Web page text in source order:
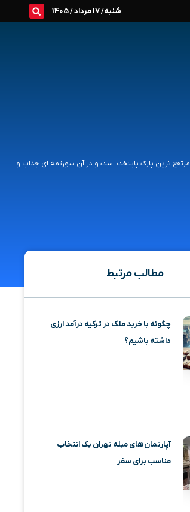
شنبه/ 17 مرداد / 1405
مرتفع ترین پارک پایتخت است و در آن سورتمه ای جذاب و
مطالب مرتبط
چگونه با خرید ملک در ترکیه درآمد ارزی
داشته باشیم؟
آپارتمان‌های مبله تهران یک انتخاب
مناسب برای سفر